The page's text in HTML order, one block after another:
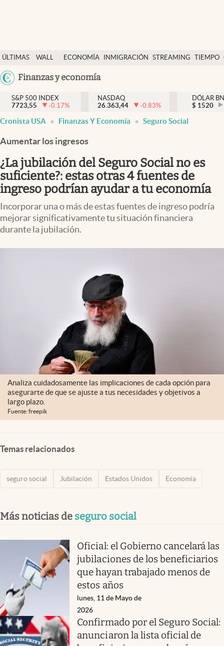
ÚLTIMAS
NOTICIAS
WALL
DÓLAR
ECONOMÍA INMIGRACIÓN STREAMING TIEMPO
México
Finanzas y economía
Finanzas y economía
Wall Street y dólar
Inmigración
Espiritual
Streaming
PC y mobile
Lifestyle
S&P 500 INDEX
7723,55
-0.17%
NASDAQ
26.363,44
-0.83%
DÓLAR
$ 1520
Cronista USA Finanzas Y Economía Seguro Social
Aumentar los ingresos
¿La jubilación del Seguro Social no es
suficiente?: estas otras 4 fuentes de
ingreso podrían ayudar a tu economía
Incorporar una o más de estas fuentes de ingreso podría
mejorar significativamente tu situación financiera
durante la jubilación.
Analiza cuidadosamente las implicaciones de cada opción para
asegurarte de que se ajuste a tus necesidades y objetivos a
largo plazo.
Fuente: freepik
Temas relacionados
seguro social Jubilación Estados Unidos Economía
Más noticias de seguro social
Oficial: el Gobierno cancelará las
jubilaciones de los beneficiarios
que hayan trabajado menos de
estos años
lunes, 11 de Mayo de
2026
Confirmado por el Seguro Social:
anunciaron la lista oficial de